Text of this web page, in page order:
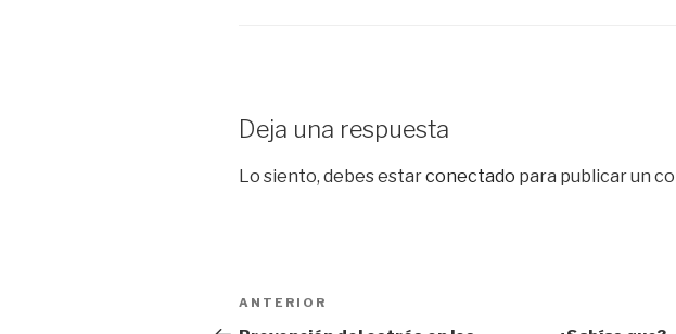
Deja una respuesta
Lo siento, debes estarconectado para publicar un
Navegación
Entrada
ANTERIOR